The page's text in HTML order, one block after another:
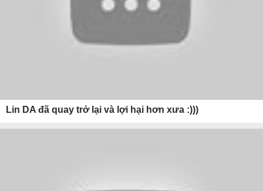
Lin DA đã quay trở lại và lợi hại hơn xưa :)))